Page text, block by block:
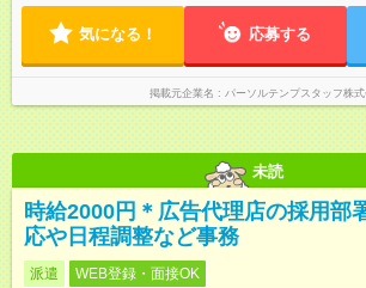
気になる！ 応募する
掲載元企業名 パーソルテンプスタッフ株式
未読
時給2000円＊広告代理店の採用部
応や日程調整など事務
派遣 WEB登録・面接OK